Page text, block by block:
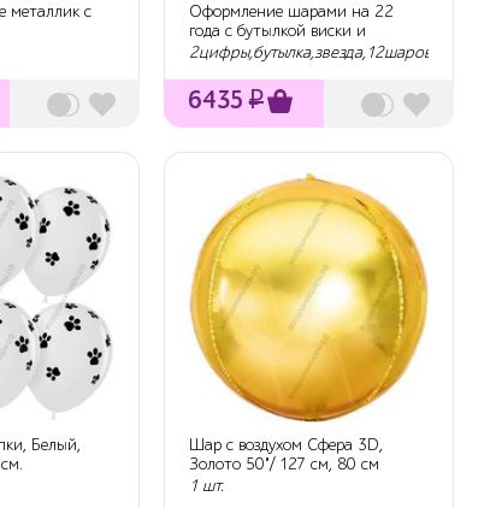
с
Оформление шарами на 22
года с бутылкой виски и
черными цифрам...
2цифры,бутылка,звезда,12шаров
6435 ₽
Белый,
Шар с воздухом Сфера 3D,
Золото 50"/ 127 см, 80 см
1 шт.